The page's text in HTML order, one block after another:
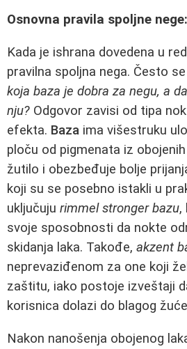
Osnovna pravila spoljne
Kada je ishrana dovedena u
pravilna spoljna nega. Često
koja baza je dobra za negu, a
nju? Odgovor zavisi od tipa
efekta. Baza ima višestruku
ploču od pigmenata iz
žutilo i obezbeđuje bolje
koji su se posebno istakli u
uključuju rimmel stronger bazu,
svoje sposobnosti da nokte
skidanja laka. Takođe, akzent
neprevaziđenom za one koji
zaštitu, iako postoje izveštaji
korisnica dolazi do blagog
Nakon nanošenja obojenog